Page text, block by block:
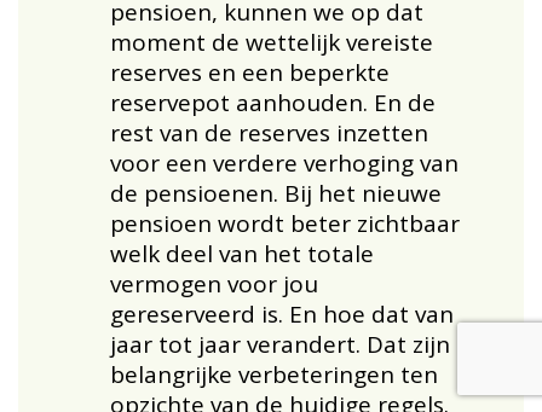
pensioen, kunnen we op dat
moment de wettelijk vereiste
reserves en een beperkte
reservepot aanhouden. En de
rest van de reserves inzetten
voor een verdere verhoging van
de pensioenen. Bij het nieuwe
pensioen wordt beter zichtbaar
welk deel van het totale
vermogen voor jou
gereserveerd is. En hoe dat van
jaar tot jaar verandert. Dat zijn
belangrijke verbeteringen ten
opzichte van de huidige regels.